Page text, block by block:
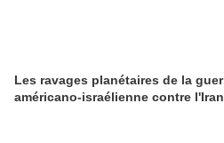
Les ravages planétaires de la guerre
américano-israélienne contre l'Iran